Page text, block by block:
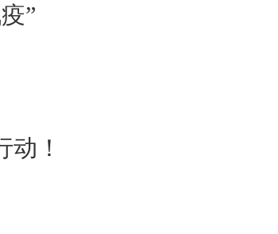
”
动！